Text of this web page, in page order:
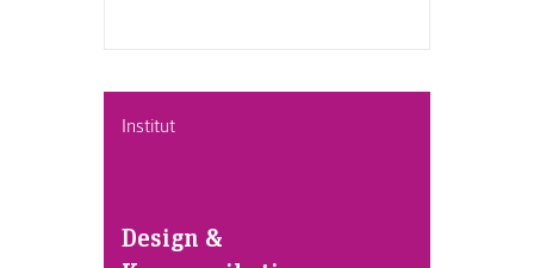
Institut
Design &